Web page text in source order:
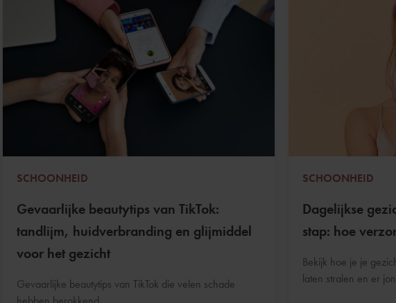
SCHOONHEID
Gevaarlijke beautytips van TikTok:
tandlijm, huidverbranding en glijmiddel
voor het gezicht
Gevaarlijke beautytips van TikTok die velen schade
hebben berokkend.
SCHOONHEID
Dagelijkse
stap: hoe
Bekijk hoe je je
laten stralen en er